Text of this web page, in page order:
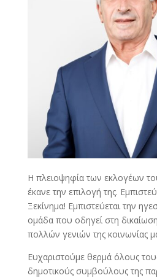
Η πλειοψηφία των εκλογέων
έκανε την επιλογή της.
Ξεκίνημα! Εμπιστεύεται την
ομάδα που οδηγεί στη
πολλών γενιών της κοινωνίας
Ευχαριστούμε θερμά όλους
δημοτικούς συμβούλους της